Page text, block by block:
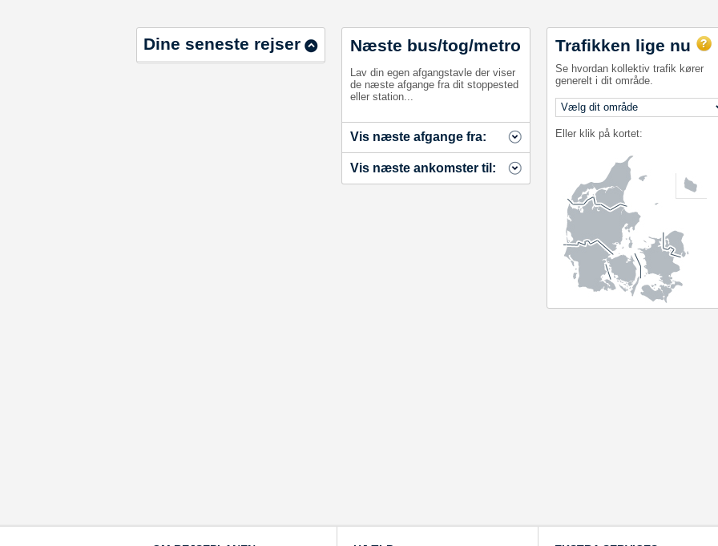
Dine seneste rejser Næste bus/tog/metro
Lav din egen afgangstavle der viser
de næste afgange fra dit stoppested
eller station...
Vis næste afgange fra:
Vis næste ankomster til:
Trafikken lige nu
Se hvordan kollektiv trafik kører
generelt i dit område.
Eller klik på kortet: